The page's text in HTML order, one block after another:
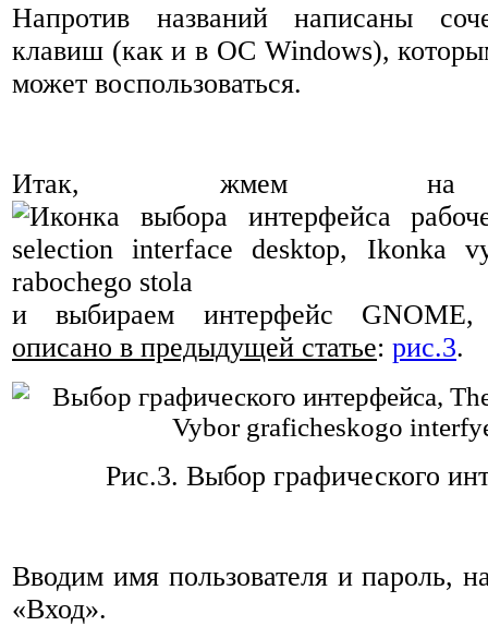
Напротив названий написаны
клавиш (как и в ОС Windows),
может воспользоваться.
Итак, жмем на
и выбираем интерфейс
описано в предыдущей статье: рис.3.
Рис.3. Выбор графического
Вводим имя пользователя и пароль,
«Вход».